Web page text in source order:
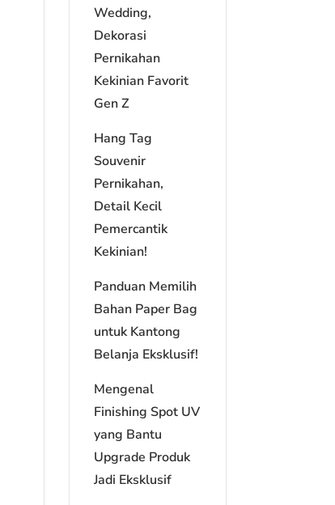
Wedding,
Dekorasi
Pernikahan
Kekinian Favorit
Gen Z
Hang Tag
Souvenir
Pernikahan,
Detail Kecil
Pemercantik
Kekinian!
Panduan Memilih
Bahan Paper Bag
untuk Kantong
Belanja Eksklusif!
Mengenal
Finishing Spot UV
yang Bantu
Upgrade Produk
Jadi Eksklusif